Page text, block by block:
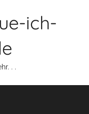
ich-
. .